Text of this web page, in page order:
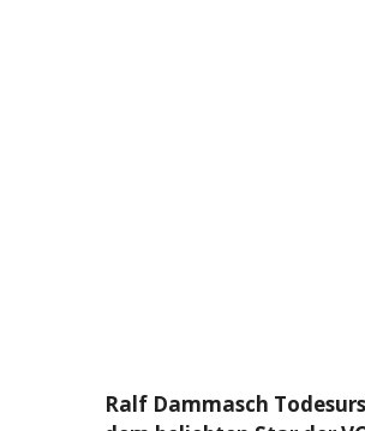
Ralf Dammasch